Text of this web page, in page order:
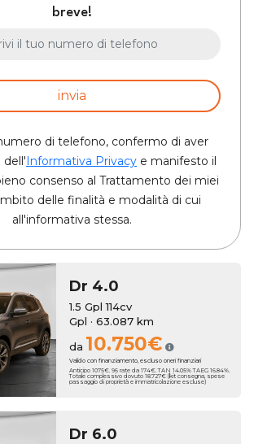
breve!
invia
di telefono, confermo di aver
dell'Informativa Privacy e manifesto il
consenso al Trattamento dei miei
delle finalità e modalità di cui
all'informativa stessa.
Dr 4.0
1.5 Gpl 114cv
Gpl · 63.087 km
da 10.750€
Valido con finanziamento, escluso oneri finanziari
Anticipo 1075€. 96 rate da 174€. TAN 14.05% TAEG 16.84%.
Totale complessivo dovuto 18.727€ (kit consegna, spese
passaggio di proprietà e immatricolazione escluse)
Dr 6.0